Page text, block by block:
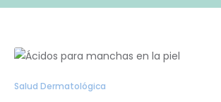
Salud Dermatológica